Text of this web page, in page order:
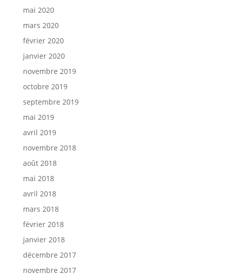
mai 2020
mars 2020
février 2020
janvier 2020
novembre 2019
octobre 2019
septembre 2019
mai 2019
avril 2019
novembre 2018
août 2018
mai 2018
avril 2018
mars 2018
février 2018
janvier 2018
décembre 2017
novembre 2017